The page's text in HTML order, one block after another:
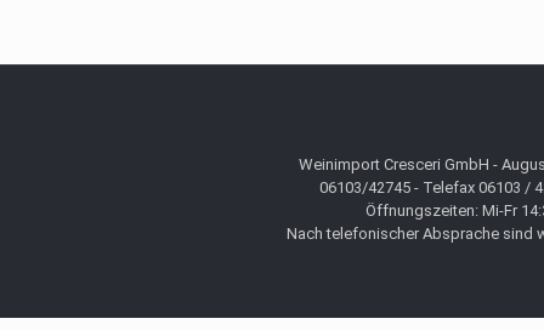
Weinimport Cresceri GmbH -
06103/42745 - Telefax 06103 /
Öffnungszeiten: Mi-Fr
Nach telefonischer Absprache sind